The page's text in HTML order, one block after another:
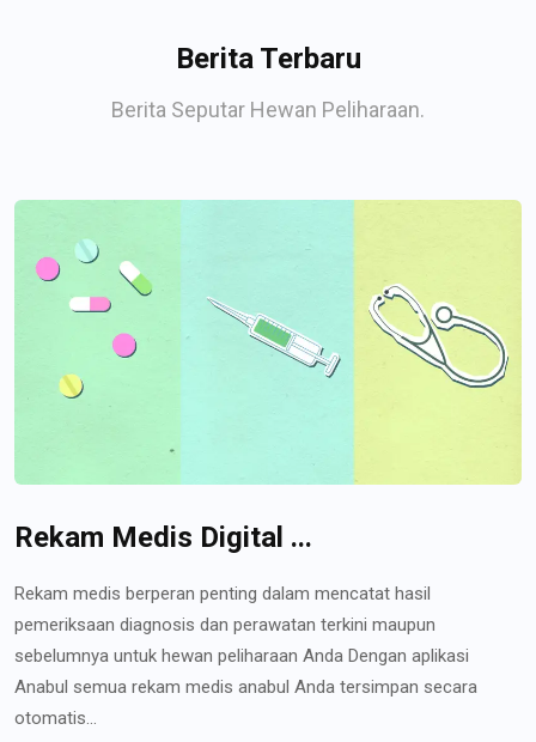
Berita Terbaru
Berita Seputar Hewan Peliharaan.
Rekam Medis Digital ...
Rekam medis berperan penting dalam mencatat hasil
pemeriksaan diagnosis dan perawatan terkini maupun
sebelumnya untuk hewan peliharaan Anda Dengan aplikasi
Anabul semua rekam medis anabul Anda tersimpan secara
otomatis...